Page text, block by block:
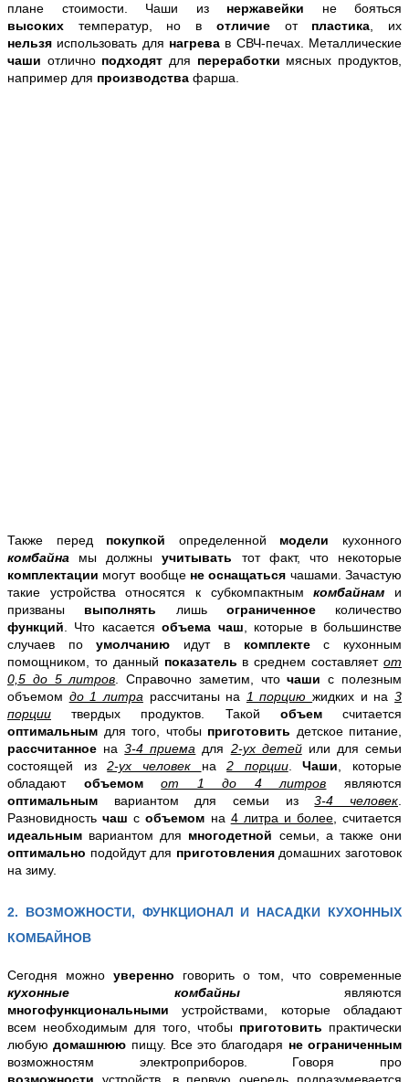
плане стоимости. Чаши из нержавейки не бояться
высоких температур, но в отличие от пластика, их
нельзя использовать для нагрева в СВЧ-печах. Металлические
чаши отлично подходятдля переработки мясных продуктов,
например для производства фарша.
Также перед покупкой определенной модели кухонного
комбайна мы должныучитывать тот факт, что некоторые
комплектации могут вообще не оснащаться чашами. Зачастую
такие устройства относятся к субкомпактнымкомбайнам и
призваны выполнять лишь ограниченное количество
функций. Что касаетсяобъема чаш, которые в большинстве
случаев поумолчанию идут в комплектес кухонным
помощником, то данный показатель в среднем составляетот
0,5 до 5 литров. Справочно заметим, чточашис полезным
объемом до 1 литрарассчитаны на 1 порциюжидких и на3
порции твердых продуктов. Такой объемсчитается
оптимальным для того, чтобы приготовить детское питание,
рассчитанное на3-4 приема для 2-ух детейили для семьи
состоящей из2-ух человек на2 порции.Чаши, которые
обладают объемомот 1 до 4 литров являются
оптимальным вариантом для семьи из3-4 человек.
Разновидностьчашсобъемом на 4 литра и более, считается
идеальным вариантом для многодетной семьи, а также они
оптимально подойдут для приготовлениядомашних заготовок
на зиму.
2. ВОЗМОЖНОСТИ, ФУНКЦИОНАЛ И НАСАДКИ КУХОННЫХ
КОМБАЙНОВ
Сегодня можно уверенно говорить о том, что современные
кухонные комбайныявляются
многофункциональнымиустройствами, которые обладают
всем необходимым для того, чтобы приготовить практически
любуюдомашнюю пищу. Все это благодаря не ограниченным
возможностям электроприборов. Говоря про